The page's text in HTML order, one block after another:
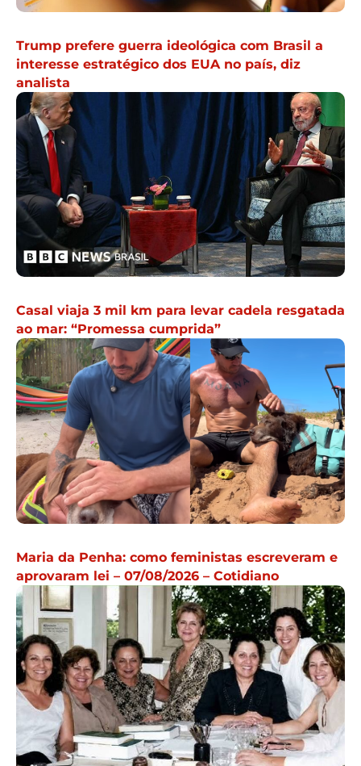
Trump prefere guerra ideológica com Brasil a
interesse estratégico dos EUA no país, diz
analista
Casal viaja 3 mil km para levar cadela resgatada
ao mar: “Promessa cumprida”
Maria da Penha: como feministas escreveram e
aprovaram lei – 07/08/2026 – Cotidiano